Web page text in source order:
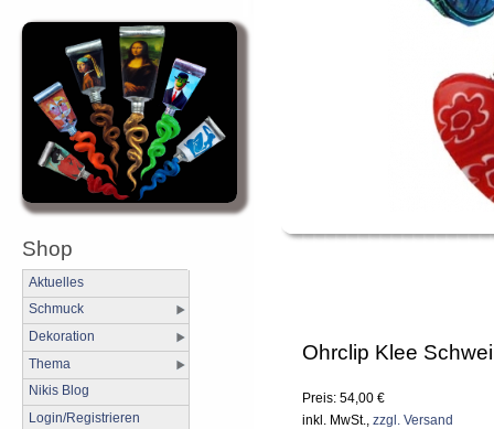
Shop
Aktuelles
Schmuck
Dekoration
Thema
Nikis Blog
Login/Registrieren
Ohrclip Klee
Preis: 54,00 €
inkl. MwSt., zzgl. Versand